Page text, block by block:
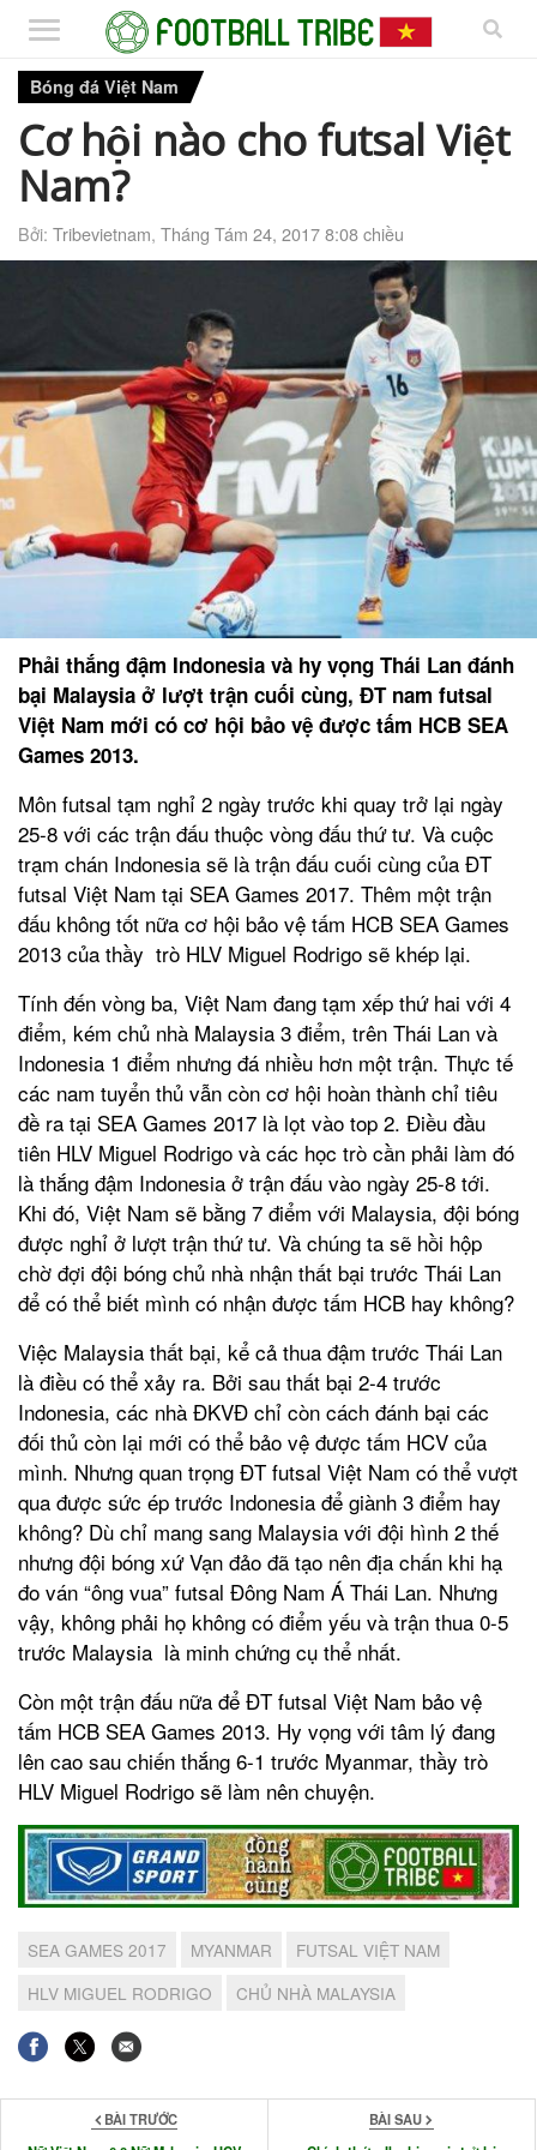
Bóng đá Việt Nam
Cơ hội nào cho futsal Việt
Nam?
Bởi: Tribevietnam, Tháng Tám 24, 2017 8:08 chiều
Phải thắng đậm Indonesia và hy vọng Thái Lan đánh
bại Malaysia ở lượt trận cuối cùng, ĐT nam futsal
Việt Nam mới có cơ hội bảo vệ được tấm HCB SEA
Games 2013.
Môn futsal tạm nghỉ 2 ngày trước khi quay trở lại ngày
25-8 với các trận đấu thuộc vòng đấu thứ tư. Và cuộc
trạm chán Indonesia sẽ là trận đấu cuối cùng của ĐT
futsal Việt Nam tại SEA Games 2017. Thêm một trận
đấu không tốt nữa cơ hội bảo vệ tấm HCB SEA Games
2013 của thầy trò HLV Miguel Rodrigo sẽ khép lại.
Tính đến vòng ba, Việt Nam đang tạm xếp thứ hai với 4
điểm, kém chủ nhà Malaysia 3 điểm, trên Thái Lan và
Indonesia 1 điểm nhưng đá nhiều hơn một trận. Thực tế
các nam tuyển thủ vẫn còn cơ hội hoàn thành chỉ tiêu
đề ra tại SEA Games 2017 là lọt vào top 2. Điều đầu
tiên HLV Miguel Rodrigo và các học trò cần phải làm đó
là thắng đậm Indonesia ở trận đấu vào ngày 25-8 tới.
Khi đó, Việt Nam sẽ bằng 7 điểm với Malaysia, đội bóng
được nghỉ ở lượt trận thứ tư. Và chúng ta sẽ hồi hộp
chờ đợi đội bóng chủ nhà nhận thất bại trước Thái Lan
để có thể biết mình có nhận được tấm HCB hay không?
Việc Malaysia thất bại, kể cả thua đậm trước Thái Lan
là điều có thể xảy ra. Bởi sau thất bại 2-4 trước
Indonesia, các nhà ĐKVĐ chỉ còn cách đánh bại các
đối thủ còn lại mới có thể bảo vệ được tấm HCV của
mình. Nhưng quan trọng ĐT futsal Việt Nam có thể vượt
qua được sức ép trước Indonesia để giành 3 điểm hay
không? Dù chỉ mang sang Malaysia với đội hình 2 thế
nhưng đội bóng xứ Vạn đảo đã tạo nên địa chấn khi hạ
đo ván “ông vua” futsal Đông Nam Á Thái Lan. Nhưng
vậy, không phải họ không có điểm yếu và trận thua 0-5
trước Malaysia là minh chứng cụ thể nhất.
Còn một trận đấu nữa để ĐT futsal Việt Nam bảo vệ
tấm HCB SEA Games 2013. Hy vọng với tâm lý đang
lên cao sau chiến thắng 6-1 trước Myanmar, thầy trò
HLV Miguel Rodrigo sẽ làm nên chuyện.
SEA GAMES 2017 MYANMAR
FUTSAL VIỆT NAM
HLV MIGUEL RODRIGO
CHỦ NHÀ MALAYSIA
BÀI TRƯỚC
BÀI SAU